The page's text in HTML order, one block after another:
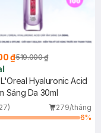
₫519.000 ₫
Hyaluronic Acid
Sáng Da 30ml
279/tháng
6%